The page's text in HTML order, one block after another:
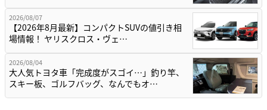
2026/08/07
【2026年8月最新】コンパクトSUVの値引き相
場情報！ ヤリスクロス・ヴェ…
2026/08/04
大人気トヨタ車「完成度がスゴイ…」釣り竿、
スキー板、ゴルフバッグ、なんでもオ…